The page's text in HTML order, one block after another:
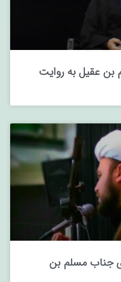
عقیل به روایت
جناب مسلم بن